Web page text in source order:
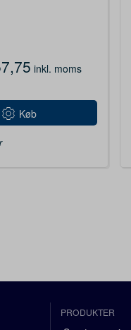
inkl. moms
Køb
PRODUKTER